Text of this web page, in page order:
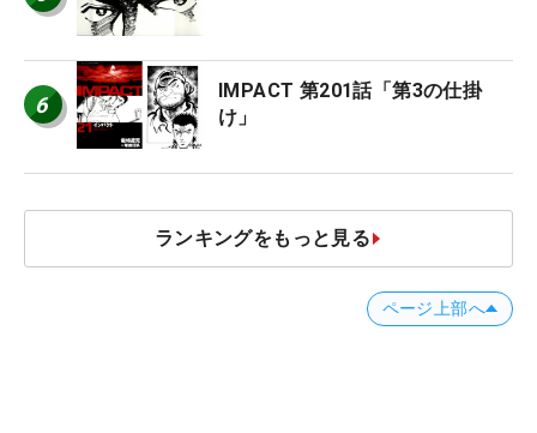
6
IMPACT 第201話「第3の仕掛
け」
ランキングをもっと見る
ページ上部へ